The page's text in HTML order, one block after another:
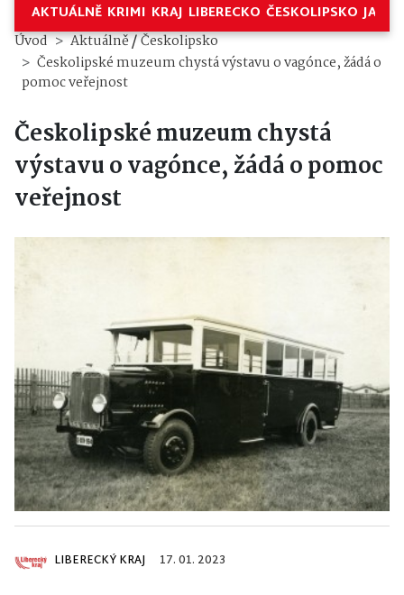
AKTUÁLNĚ KRIMI KRAJ LIBERECKO ČESKOLIPSKO
Úvod Aktuálně/Českolipsko
Českolipské muzeum chystá výstavu o vagónce, žádá o
pomoc veřejnost
Českolipské muzeum chystá
výstavu o vagónce, žádá o pomoc
veřejnost
LIBERECKÝ KRAJ 17. 01. 2023